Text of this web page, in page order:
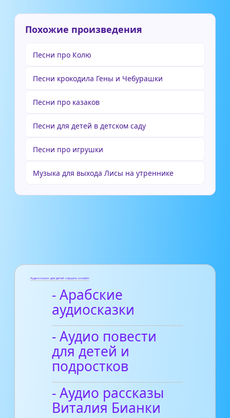
Похожие произведения
Песни про Колю
Песни крокодила Гены и Чебурашки
Песни про казаков
Песни для детей в детском саду
Песни про игрушки
Музыка для выхода Лисы на утреннике
Аудиосказки для детей слушать онлайн
- Арабские
аудиосказки
- Аудио повести
для детей и
подростков
- Аудио рассказы
Виталия Бианки